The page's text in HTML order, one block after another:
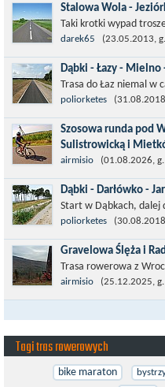
Stalowa Wola -
Taki krotki wypad
której już nie ma ,
pamiętają okres...
darek65 (23.05.2013,
Dąbki - Łazy -
Trasa do Łaz niemal w
ścieżkę rowerową (od
Niestety jest to trasa
poliorketes
Szosowa runda pod
Sulistrowicką i
Łatwa, szosowa runda
małym podjazdem na
To trasa idealna na...
airmisio (01.08.2026,
Dąbki - Darłówko -
Start w Dąbkach, dalej
(niekiedy pieszo-
w stronę Darłówka
poliorketes
Gravelowa Ślęża i
Trasa rowerowa z
na rower przełajowy
a temperatura jest...
airmisio (25.12.2025,
Tagi tras rowerowych
bike maraton